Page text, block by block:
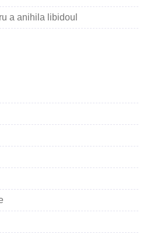
a anihila libidoul